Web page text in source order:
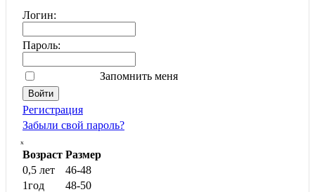
Логин:
Пароль:
Запомнить меня
Регистрация
Забыли свой пароль?
ₓ
Возраст Размер
0,5 лет
46-48
1год
48-50